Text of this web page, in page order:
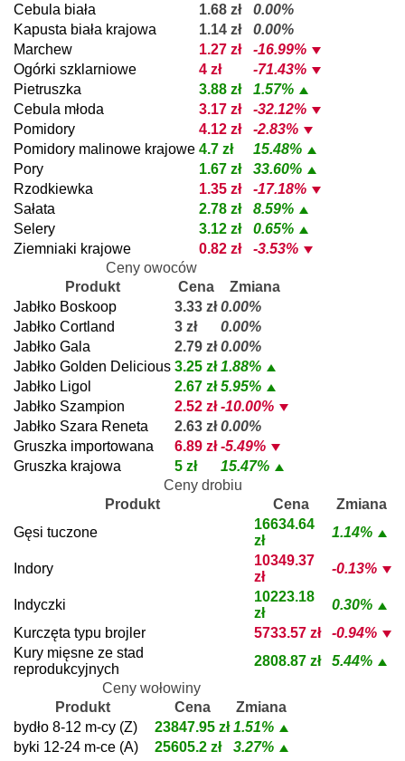
Cebula biała
1.68 zł
0.00%
Kapusta biała krajowa
1.14 zł
0.00%
Marchew
1.27 zł
-16.99%
Ogórki szklarniowe
4 zł
-71.43%
Pietruszka
3.88 zł
1.57%
Cebula młoda
3.17 zł
-32.12%
Pomidory
4.12 zł
-2.83%
Pomidory malinowe krajowe 4.7 zł
15.48%
Pory
1.67 zł
33.60%
Rzodkiewka
1.35 zł
-17.18%
Sałata
2.78 zł
8.59%
Selery
3.12 zł
0.65%
Ziemniaki krajowe
0.82 zł
-3.53%
Ceny owoców
Produkt
Cena
Zmiana
Jabłko Boskoop
3.33 zł 0.00%
Jabłko Cortland
3 zł
0.00%
Jabłko Gala
2.79 zł 0.00%
Jabłko Golden Delicious 3.25 zł 1.88%
Jabłko Ligol
2.67 zł 5.95%
Jabłko Szampion
2.52 zł -10.00%
Jabłko Szara Reneta
2.63 zł 0.00%
Gruszka importowana
6.89 zł -5.49%
Gruszka krajowa
5 zł
15.47%
Ceny drobiu
Produkt
Cena
Zmiana
Gęsi tuczone
16634.64
zł
1.14%
Indory
10349.37
zł
-0.13%
Indyczki
10223.18
zł
0.30%
Kurczęta typu brojler
5733.57 zł
-0.94%
Kury mięsne ze stad
reprodukcyjnych
2808.87 zł
5.44%
Ceny wołowiny
Produkt
Cena
Zmiana
bydło 8-12 m-cy (Z)
23847.95 zł 1.51%
byki 12-24 m-ce (A)
25605.2 zł
3.27%